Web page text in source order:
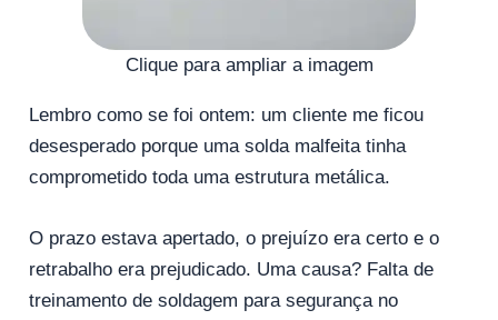
Clique para ampliar a imagem
Lembro como se foi ontem: um cliente me ficou
desesperado porque uma solda malfeita tinha
comprometido toda uma estrutura metálica.
O prazo estava apertado, o prejuízo era certo e o
retrabalho era prejudicado. Uma causa? Falta de
treinamento de soldagem para segurança no